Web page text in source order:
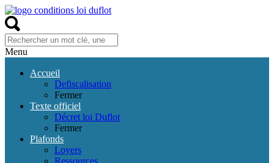
Menu
Accueil
Defiscalisation
Fermer
Texte officiel
Décret loi Duflot
Fermer
Plafonds
Loyers
Ressources